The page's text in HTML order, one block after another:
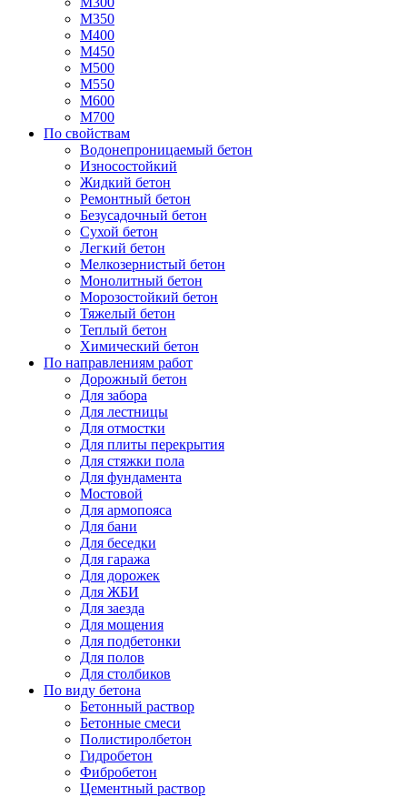
М350
М400
М450
М500
М550
М600
М700
По свойствам
Водонепроницаемый бетон
Износостойкий
Жидкий бетон
Ремонтный бетон
Безусадочный бетон
Сухой бетон
Легкий бетон
Мелкозернистый бетон
Монолитный бетон
Морозостойкий бетон
Тяжелый бетон
Теплый бетон
Химический бетон
По направлениям работ
Дорожный бетон
Для забора
Для лестницы
Для отмостки
Для плиты перекрытия
Для стяжки пола
Для фундамента
Мостовой
Для армопояса
Для бани
Для беседки
Для гаража
Для дорожек
Для ЖБИ
Для заезда
Для мощения
Для подбетонки
Для полов
Для столбиков
По виду бетона
Бетонный раствор
Бетонные смеси
Полистиролбетон
Гидробетон
Фибробетон
Цементный раствор